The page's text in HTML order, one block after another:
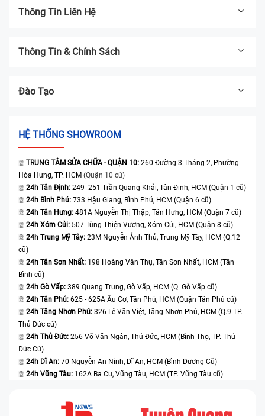
Thông Tin Liên Hệ
Thông Tin & Chính Sách
Đào Tạo
HỆ THỐNG SHOWROOM
TRUNG TÂM SỬA CHỮA - QUẬN 10: 260 Đường 3 Tháng 2, Phường
Hòa Hưng, TP. HCM (Quận 10 cũ)
24h Tân Định: 249 -251 Trần Quang Khải, Tân Định, HCM (Quận 1 cũ)
24h Bình Phú: 733 Hậu Giang, Bình Phú, HCM (Quận 6 cũ)
24h Tân Hưng: 481A Nguyễn Thị Thập, Tân Hưng, HCM (Quận 7 cũ)
24h Xóm Củi: 507 Tùng Thiện Vương, Xóm Củi, HCM (Quận 8 cũ)
24h Trung Mỹ Tây: 23M Nguyễn Ảnh Thủ, Trung Mỹ Tây, HCM (Q.12
cũ)
24h Tân Sơn Nhất: 198 Hoàng Văn Thụ, Tân Sơn Nhất, HCM (Tân
Bình cũ)
24h Gò Vấp: 389 Quang Trung, Gò Vấp, HCM (Q. Gò Vấp cũ)
24h Tân Phú: 625 - 625A Âu Cơ, Tân Phú, HCM (Quận Tân Phú cũ)
24h Tăng Nhơn Phú: 326 Lê Văn Việt, Tăng Nhơn Phú, HCM (Q.9 TP.
Thủ Đức cũ)
24h Thủ Đức: 256 Võ Văn Ngân, Thủ Đức, HCM (Bình Thọ, TP. Thủ
Đức Cũ)
24h Dĩ An: 70 Nguyễn An Ninh, Dĩ An, HCM (Bình Dương Cũ)
24h Vũng Tàu: 162A Ba Cu, Vũng Tàu, HCM (TP. Vũng Tàu cũ)